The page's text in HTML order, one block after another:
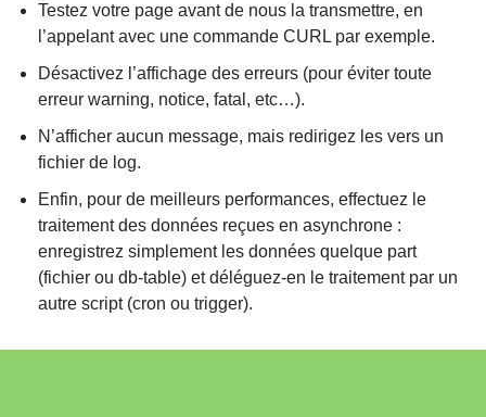
Testez votre page avant de nous la transmettre, en
l’appelant avec une commande CURL par exemple.
Désactivez l’affichage des erreurs (pour éviter toute
erreur warning, notice, fatal, etc…).
N’afficher aucun message, mais redirigez les vers un
fichier de log.
Enfin, pour de meilleurs performances, effectuez le
traitement des données reçues en asynchrone :
enregistrez simplement les données quelque part
(fichier ou db-table) et déléguez-en le traitement par un
autre script (cron ou trigger).